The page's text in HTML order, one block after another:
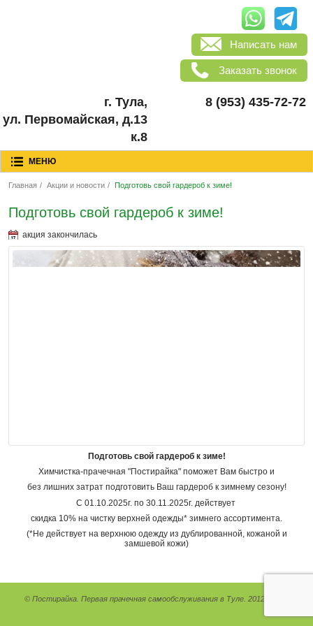
Написать нам
Заказать звонок
г. Тула,
ул. Первомайская, д.13
к.8
8 (953) 435-72-72
МЕНЮ
Главная / Акции и новости / Подготовь свой гардероб к зиме!
Подготовь свой гардероб к зиме!
акция закончилась
Подготовь свой гардероб к зиме!
Химчистка-прачечная "Постирайка" поможет Вам быстро и
без лишних затрат подготовить Ваш гардероб к зимнему сезону!
С 01.10.2025г. по 30.11.2025г. действует
скидка 10% на чистку верхней одежды* зимнего ассортимента.
(*Не действует на верхнюю одежду из дублированной, кожаной и
замшевой кожи)
© Постирайка. Первая прачечная самообслуживания в Туле. 2012 - 2026